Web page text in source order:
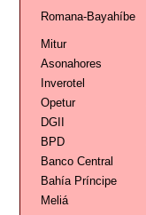
Romana-Bayahíbe
Mitur
Asonahores
Inverotel
Opetur
DGII
BPD
Banco Central
Bahía Príncipe
Meliá